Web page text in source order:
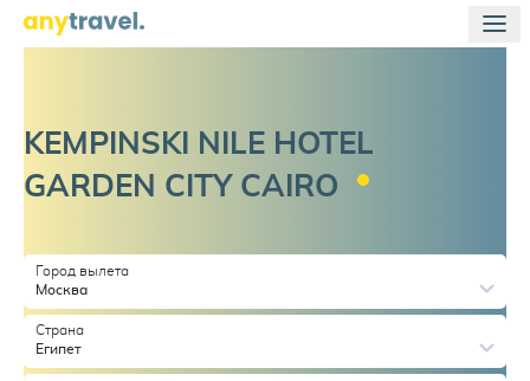
KEMPINSKI NILE HOTEL
GARDEN CITY CAIRO
Город вылета
Москва
Страна
Египет